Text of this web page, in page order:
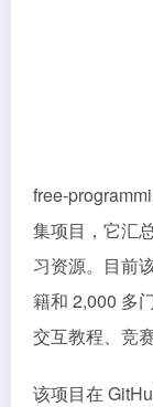
free-
集项目，它汇
习资源。目前
籍和 2,000 多
交互教程、竞
该项目在